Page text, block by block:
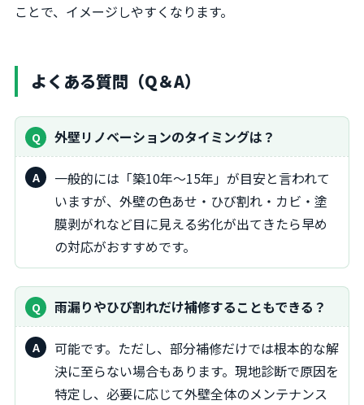
ことで、イメージしやすくなります。
よくある質問（Q＆A）
外壁リノベーションのタイミングは？
一般的には「築10年～15年」が目安と言われて
いますが、外壁の色あせ・ひび割れ・カビ・塗
膜剥がれなど目に見える劣化が出てきたら早め
の対応がおすすめです。
雨漏りやひび割れだけ補修することもできる？
可能です。ただし、部分補修だけでは根本的な解
決に至らない場合もあります。現地診断で原因を
特定し、必要に応じて外壁全体のメンテナンス